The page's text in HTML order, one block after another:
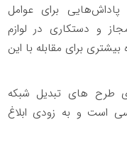
برای عوامل
و دستکاری در لوازم
برای مقابله با این
طرح های تبدیل شبکه
است و به زودی ابلاغ